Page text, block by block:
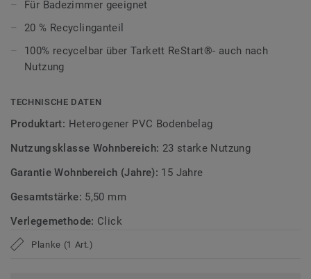
ultramatte Optik und schützt zuverlässig vor Kratzern,
Zirkulär gedacht
anerkannten Standards.
>> Erfahren Sie mehr über Tarkett Klick Vinyl.
Für Badezimmer geeignet
20 % Recyclinganteil
100% recycelbar über Tarkett ReStart®- auch nach
Nutzung
TECHNISCHE DATEN
Produktart: Heterogener PVC Bodenbelag
Nutzungsklasse Wohnbereich: 23 starke Nutzung
Garantie Wohnbereich (Jahre): 15 Jahre
Gesamtstärke: 5,50 mm
Verlegemethode: Click
Planke (1 Art.)